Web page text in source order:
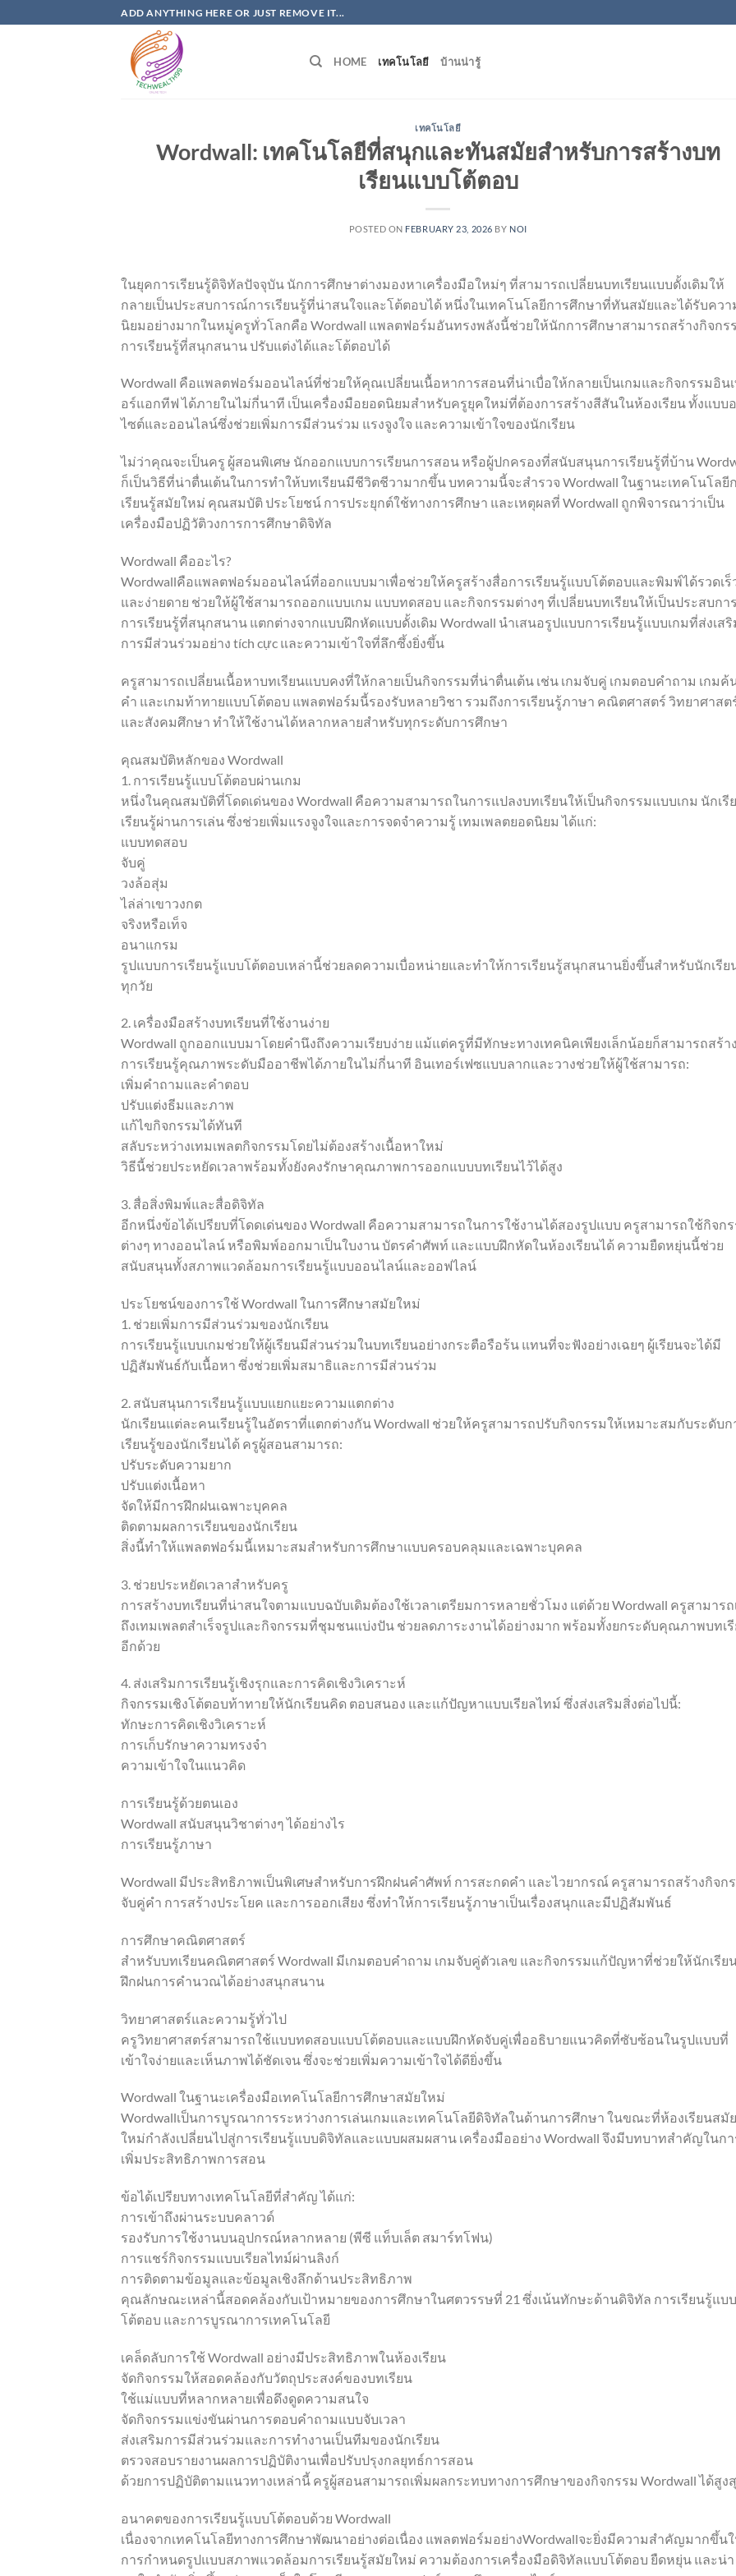
to
ADD ANYTHING HERE OR JUST REMOVE IT...
HOME เทคโนโลยี บ้านน่ารู้
เทคโนโลยี
Wordwall: เทคโนโลยีที่สนุกและทันสมัยสำหรับการสร้างบท
เรียนแบบโต้ตอบ
POSTED ON FEBRUARY 23, 2026 BY NOI
ในยุคการเรียนรู้ดิจิทัลปัจจุบัน นักการศึกษาต่างมองหาเครื่องมือใหม่ๆ ที่สามารถเปลี่ยนบทเรียนแบบดั้งเดิมให้
กลายเป็นประสบการณ์การเรียนรู้ที่น่าสนใจและโต้ตอบได้ หนึ่งในเทคโนโลยีการศึกษาที่ทันสมัยและได้รับควา
นิยมอย่างมากในหมู่ครูทั่วโลกคือ Wordwall แพลตฟอร์มอันทรงพลังนี้ช่วยให้นักการศึกษาสามารถสร้างกิจกร
การเรียนรู้ที่สนุกสนาน ปรับแต่งได้และโต้ตอบได้
Wordwall คือแพลตฟอร์มออนไลน์ที่ช่วยให้คุณเปลี่ยนเนื้อหาการสอนที่น่าเบื่อให้กลายเป็นเกมและกิจกรรมอิน
อร์แอกทีฟ ได้ภายในไม่กี่นาที เป็นเครื่องมือยอดนิยมสำหรับครูยุคใหม่ที่ต้องการสร้างสีสันในห้องเรียน ทั้งแบบ
ไซต์และออนไลน์ซึ่งช่วยเพิ่มการมีส่วนร่วม แรงจูงใจ และความเข้าใจของนักเรียน
ไม่ว่าคุณจะเป็นครู ผู้สอนพิเศษ นักออกแบบการเรียนการสอน หรือผู้ปกครองที่สนับสนุนการเรียนรู้ที่บ้าน
ก็เป็นวิธีที่น่าตื่นเต้นในการทำให้บทเรียนมีชีวิตชีวามากขึ้น บทความนี้จะสำรวจ Wordwall ในฐานะเทคโนโลยี
เรียนรู้สมัยใหม่ คุณสมบัติ ประโยชน์ การประยุกต์ใช้ทางการศึกษา และเหตุผลที่ Wordwall ถูกพิจารณาว่าเป็น
เครื่องมือปฏิวัติวงการการศึกษาดิจิทัล
Wordwall คืออะไร?
Wordwallคือแพลตฟอร์มออนไลน์ที่ออกแบบมาเพื่อช่วยให้ครูสร้างสื่อการเรียนรู้แบบโต้ตอบและพิมพ์ได้รวดเร็
และง่ายดาย ช่วยให้ผู้ใช้สามารถออกแบบเกม แบบทดสอบ และกิจกรรมต่างๆ ที่เปลี่ยนบทเรียนให้เป็นประสบก
การเรียนรู้ที่สนุกสนาน แตกต่างจากแบบฝึกหัดแบบดั้งเดิม Wordwall นำเสนอรูปแบบการเรียนรู้แบบเกมที่ส่งเสริ
การมีส่วนร่วมอย่าง tích cực และความเข้าใจที่ลึกซึ้งยิ่งขึ้น
ครูสามารถเปลี่ยนเนื้อหาบทเรียนแบบคงที่ให้กลายเป็นกิจกรรมที่น่าตื่นเต้น เช่น เกมจับคู่ เกมตอบคำถาม เกมค้
คำ และเกมท้าทายแบบโต้ตอบ แพลตฟอร์มนี้รองรับหลายวิชา รวมถึงการเรียนรู้ภาษา คณิตศาสตร์ วิทยาศาสต
และสังคมศึกษา ทำให้ใช้งานได้หลากหลายสำหรับทุกระดับการศึกษา
คุณสมบัติหลักของ Wordwall
1. การเรียนรู้แบบโต้ตอบผ่านเกม
หนึ่งในคุณสมบัติที่โดดเด่นของ Wordwall คือความสามารถในการแปลงบทเรียนให้เป็นกิจกรรมแบบเกม นักเรี
เรียนรู้ผ่านการเล่น ซึ่งช่วยเพิ่มแรงจูงใจและการจดจำความรู้ เทมเพลตยอดนิยม ได้แก่:
แบบทดสอบ
จับคู่
วงล้อสุ่ม
ไล่ล่าเขาวงกต
จริงหรือเท็จ
อนาแกรม
รูปแบบการเรียนรู้แบบโต้ตอบเหล่านี้ช่วยลดความเบื่อหน่ายและทำให้การเรียนรู้สนุกสนานยิ่งขึ้นสำหรับนักเรีย
ทุกวัย
2. เครื่องมือสร้างบทเรียนที่ใช้งานง่าย
Wordwall ถูกออกแบบมาโดยคำนึงถึงความเรียบง่าย แม้แต่ครูที่มีทักษะทางเทคนิคเพียงเล็กน้อยก็สามารถสร้า
การเรียนรู้คุณภาพระดับมืออาชีพได้ภายในไม่กี่นาที อินเทอร์เฟซแบบลากและวางช่วยให้ผู้ใช้สามารถ:
เพิ่มคำถามและคำตอบ
ปรับแต่งธีมและภาพ
แก้ไขกิจกรรมได้ทันที
สลับระหว่างเทมเพลตกิจกรรมโดยไม่ต้องสร้างเนื้อหาใหม่
วิธีนี้ช่วยประหยัดเวลาพร้อมทั้งยังคงรักษาคุณภาพการออกแบบบทเรียนไว้ได้สูง
3. สื่อสิ่งพิมพ์และสื่อดิจิทัล
อีกหนึ่งข้อได้เปรียบที่โดดเด่นของ Wordwall คือความสามารถในการใช้งานได้สองรูปแบบ ครูสามารถใช้กิจก
ต่างๆ ทางออนไลน์ หรือพิมพ์ออกมาเป็นใบงาน บัตรคำศัพท์ และแบบฝึกหัดในห้องเรียนได้ ความยืดหยุ่นนี้ช่วย
สนับสนุนทั้งสภาพแวดล้อมการเรียนรู้แบบออนไลน์และออฟไลน์
ประโยชน์ของการใช้ Wordwall ในการศึกษาสมัยใหม่
1. ช่วยเพิ่มการมีส่วนร่วมของนักเรียน
การเรียนรู้แบบเกมช่วยให้ผู้เรียนมีส่วนร่วมในบทเรียนอย่างกระตือรือร้น แทนที่จะฟังอย่างเฉยๆ ผู้เรียนจะได้มี
ปฏิสัมพันธ์กับเนื้อหา ซึ่งช่วยเพิ่มสมาธิและการมีส่วนร่วม
2. สนับสนุนการเรียนรู้แบบแยกแยะความแตกต่าง
นักเรียนแต่ละคนเรียนรู้ในอัตราที่แตกต่างกัน Wordwall ช่วยให้ครูสามารถปรับกิจกรรมให้เหมาะสมกับระดับก
เรียนรู้ของนักเรียนได้ ครูผู้สอนสามารถ:
ปรับระดับความยาก
ปรับแต่งเนื้อหา
จัดให้มีการฝึกฝนเฉพาะบุคคล
ติดตามผลการเรียนของนักเรียน
สิ่งนี้ทำให้แพลตฟอร์มนี้เหมาะสมสำหรับการศึกษาแบบครอบคลุมและเฉพาะบุคคล
3. ช่วยประหยัดเวลาสำหรับครู
การสร้างบทเรียนที่น่าสนใจตามแบบฉบับเดิมต้องใช้เวลาเตรียมการหลายชั่วโมง แต่ด้วย Wordwall ครูสามารถ
ถึงเทมเพลตสำเร็จรูปและกิจกรรมที่ชุมชนแบ่งปัน ช่วยลดภาระงานได้อย่างมาก พร้อมทั้งยกระดับคุณภาพบทเ
อีกด้วย
4. ส่งเสริมการเรียนรู้เชิงรุกและการคิดเชิงวิเคราะห์
กิจกรรมเชิงโต้ตอบท้าทายให้นักเรียนคิด ตอบสนอง และแก้ปัญหาแบบเรียลไทม์ ซึ่งส่งเสริมสิ่งต่อไปนี้:
ทักษะการคิดเชิงวิเคราะห์
การเก็บรักษาความทรงจำ
ความเข้าใจในแนวคิด
การเรียนรู้ด้วยตนเอง
Wordwall สนับสนุนวิชาต่างๆ ได้อย่างไร
การเรียนรู้ภาษา
Wordwall มีประสิทธิภาพเป็นพิเศษสำหรับการฝึกฝนคำศัพท์ การสะกดคำ และไวยากรณ์ ครูสามารถสร้างกิจก
จับคู่คำ การสร้างประโยค และการออกเสียง ซึ่งทำให้การเรียนรู้ภาษาเป็นเรื่องสนุกและมีปฏิสัมพันธ์
การศึกษาคณิตศาสตร์
สำหรับบทเรียนคณิตศาสตร์ Wordwall มีเกมตอบคำถาม เกมจับคู่ตัวเลข และกิจกรรมแก้ปัญหาที่ช่วยให้นักเรีย
ฝึกฝนการคำนวณได้อย่างสนุกสนาน
วิทยาศาสตร์และความรู้ทั่วไป
ครูวิทยาศาสตร์สามารถใช้แบบทดสอบแบบโต้ตอบและแบบฝึกหัดจับคู่เพื่ออธิบายแนวคิดที่ซับซ้อนในรูปแบบที่
เข้าใจง่ายและเห็นภาพได้ชัดเจน ซึ่งจะช่วยเพิ่มความเข้าใจได้ดียิ่งขึ้น
Wordwall ในฐานะเครื่องมือเทคโนโลยีการศึกษาสมัยใหม่
Wordwallเป็นการบูรณาการระหว่างการเล่นเกมและเทคโนโลยีดิจิทัลในด้านการศึกษา ในขณะที่ห้องเรียนสมัย
ใหม่กำลังเปลี่ยนไปสู่การเรียนรู้แบบดิจิทัลและแบบผสมผสาน เครื่องมืออย่าง Wordwall จึงมีบทบาทสำคัญในกา
เพิ่มประสิทธิภาพการสอน
ข้อได้เปรียบทางเทคโนโลยีที่สำคัญ ได้แก่:
การเข้าถึงผ่านระบบคลาวด์
รองรับการใช้งานบนอุปกรณ์หลากหลาย (พีซี แท็บเล็ต สมาร์ทโฟน)
การแชร์กิจกรรมแบบเรียลไทม์ผ่านลิงก์
การติดตามข้อมูลและข้อมูลเชิงลึกด้านประสิทธิภาพ
คุณลักษณะเหล่านี้สอดคล้องกับเป้าหมายของการศึกษาในศตวรรษที่ 21 ซึ่งเน้นทักษะด้านดิจิทัล การเรียนรู้แบบ
โต้ตอบ และการบูรณาการเทคโนโลยี
เคล็ดลับการใช้ Wordwall อย่างมีประสิทธิภาพในห้องเรียน
จัดกิจกรรมให้สอดคล้องกับวัตถุประสงค์ของบทเรียน
ใช้แม่แบบที่หลากหลายเพื่อดึงดูดความสนใจ
จัดกิจกรรมแข่งขันผ่านการตอบคำถามแบบจับเวลา
ส่งเสริมการมีส่วนร่วมและการทำงานเป็นทีมของนักเรียน
ตรวจสอบรายงานผลการปฏิบัติงานเพื่อปรับปรุงกลยุทธ์การสอน
ด้วยการปฏิบัติตามแนวทางเหล่านี้ ครูผู้สอนสามารถเพิ่มผลกระทบทางการศึกษาของกิจกรรม Wordwall ได้สูง
อนาคตของการเรียนรู้แบบโต้ตอบด้วย Wordwall
เนื่องจากเทคโนโลยีทางการศึกษาพัฒนาอย่างต่อเนื่อง แพลตฟอร์มอย่างWordwallจะยิ่งมีความสำคัญมากขึ้น
การกำหนดรูปแบบสภาพแวดล้อมการเรียนรู้สมัยใหม่ ความต้องการเครื่องมือดิจิทัลแบบโต้ตอบ ยืดหยุ่น และน่า